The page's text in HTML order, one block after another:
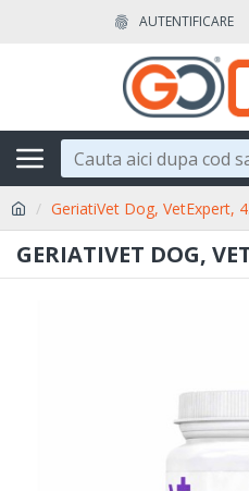
AUTENTIFICARE
GeriatiVet Dog, VetExpert,
GERIATIVET DOG,